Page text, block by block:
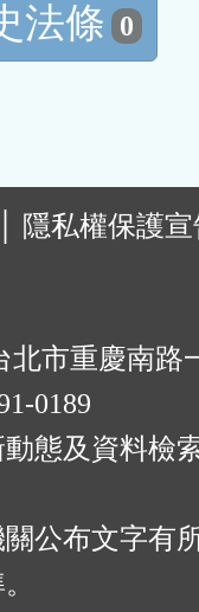
法條 0
隱私權保護
北市重慶南路
0189
態及資料檢
公布文字有